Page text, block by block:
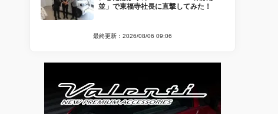
並」で東福寺社長に直撃してみた！
最終更新：2026/08/06 09:06